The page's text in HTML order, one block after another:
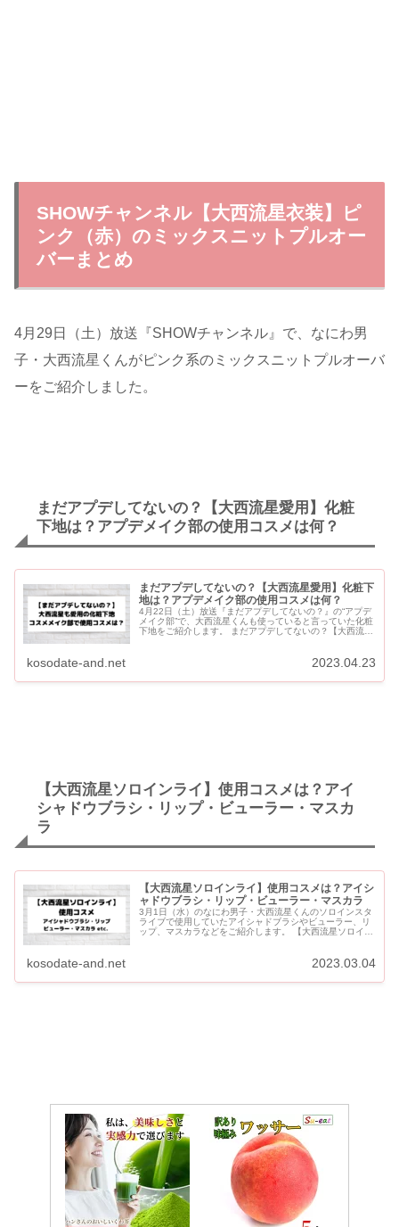
SHOWチャンネル【大西流星衣装】ピ
ンク（赤）のミックスニットプルオー
バーまとめ
4月29日（土）放送『SHOWチャンネル』で、なにわ男
子・大西流星くんがピンク系のミックスニットプルオーバ
ーをご紹介しました。
まだアプデしてないの？【大西流星愛用】化粧
下地は？アプデメイク部の使用コスメは何？
まだアプデしてないの？【大西流星愛用】化粧下
地は？アプデメイク部の使用コスメは何？
4月22日（土）放送『まだアプデしてないの？』の“アプデ
メイク部”で、大西流星くんも使っていると言っていた化粧
下地をご紹介します。 まだアプデしてないの？【大西流星
kosodate-and.net 2023.04.23
【大西流星ソロインライ】使用コスメは？アイ
シャドウブラシ・リップ・ビューラー・マスカ
ラ
【大西流星ソロインライ】使用コスメは？アイシ
ャドウブラシ・リップ・ビューラー・マスカラ
3月1日（水）のなにわ男子・大西流星くんのソロインスタ
ライブで使用していたアイシャドブラシやビューラー、リ
ップ、マスカラなどをご紹介します。 【大西流星ソロイン
kosodate-and.net 2023.03.04